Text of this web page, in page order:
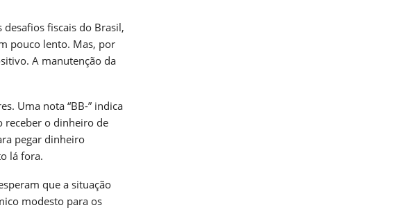
fiscais do Brasil,
pouco lento. Mas, por
A manutenção da
Uma nota “BB-” indica
receber o dinheiro de
pegar dinheiro
lá fora.
que a situação
modesto para os